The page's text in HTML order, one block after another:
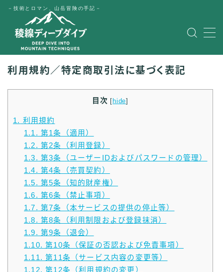
－技術とロマン、山岳冒険の手記－
MENU
HOME
English
Japanese
利用規約／特定商取引法に基づく表記
目次 [ hide]
1. 利用規約
1.1. 第1条（適用）
1.2. 第2条（利用登録）
1.3. 第3条（ユーザーIDおよびパスワードの管理）
1.4. 第4条（売買契約）
1.5. 第5条（知的財産権）
1.6. 第6条（禁止事項）
1.7. 第7条（本サービスの提供の停止等）
1.8. 第8条（利用制限および登録抹消）
1.9. 第9条（退会）
1.10. 第10条（保証の否認および免責事項）
1.11. 第11条（サービス内容の変更等）
1.12. 第12条（利用規約の変更）